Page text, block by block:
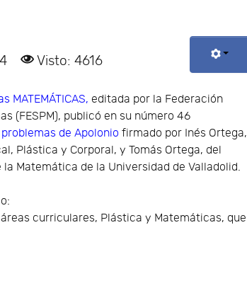
Visto: 4616
MATEMÁTICAS, editada por la Federación
(FESPM), publicó en su número 46
de Apolonio firmado por Inés Ortega,
Plástica y Corporal, y Tomás Ortega, del
Matemática de la Universidad de Valladolid.
curriculares, Plástica y Matemáticas, que